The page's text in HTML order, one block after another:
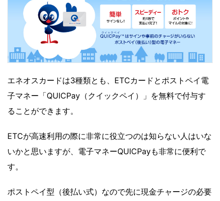
エネオスカードは3種類とも、ETCカードとポストペイ電
子マネー「QUICPay（クイックペイ）」を無料で付与す
ることができます。
ETCが高速利用の際に非常に役立つのは知らない人はいな
いかと思いますが、電子マネーQUICPayも非常に便利で
す。
ポストペイ型（後払い式）なので先に現金チャージの必要